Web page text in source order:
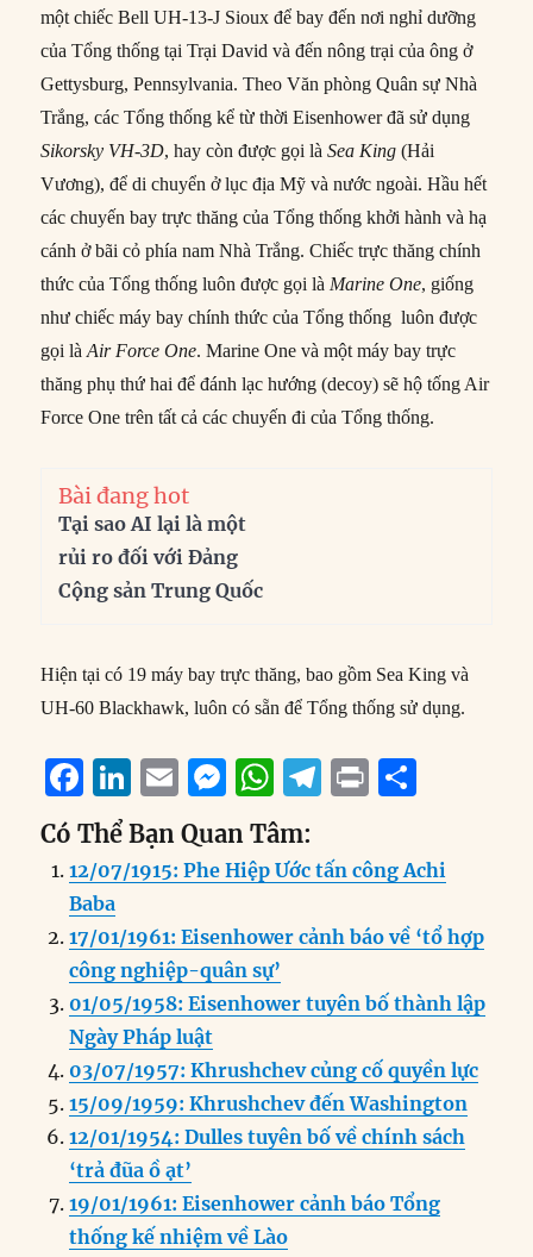
một chiếc Bell UH-13-J Sioux để bay đến nơi nghỉ dưỡng
của Tổng thống tại Trại David và đến nông trại của ông ở
Gettysburg, Pennsylvania. Theo Văn phòng Quân sự Nhà
Trắng, các Tổng thống kể từ thời Eisenhower đã sử dụng
Sikorsky VH-3D, hay còn được gọi là Sea King(Hải
Vương), để di chuyển ở lục địa Mỹ và nước ngoài. Hầu hết
các chuyến bay trực thăng của Tổng thống khởi hành và hạ
cánh ở bãi cỏ phía nam Nhà Trắng. Chiếc trực thăng chính
thức của Tổng thống luôn được gọi làMarine One, giống
như chiếc máy bay chính thức của Tổng thống luôn được
gọi làAir Force One. Marine One và một máy bay trực
thăng phụ thứ hai để đánh lạc hướng (decoy) sẽ hộ tống Air
Force One trên tất cả các chuyến đi của Tổng thống.
Bài đang hot
Tại sao AI lại là một
rủi ro đối với Đảng
Cộng sản Trung Quốc
Hiện tại có 19 máy bay trực thăng, bao gồm Sea King và
UH-60 Blackhawk, luôn có sẵn để Tổng thống sử dụng.
F
a
c
e
b
o
o
k
Li
n
k
e
d
I
n
E
m
ai
l
M
e
ss
e
n
g
er
W
h
at
s
A
p
p
T
e
g
r
m
P
n
t
a
re
Có Thể Bạn Quan Tâm:
12/07/1915: Phe Hiệp Ước tấn công Achi
Baba
17/01/1961: Eisenhower cảnh báo về ‘tổ hợp
công nghiệp-quân sự’
01/05/1958: Eisenhower tuyên bố thành lập
Ngày Pháp luật
03/07/1957: Khrushchev củng cố quyền lực
15/09/1959: Khrushchev đến Washington
12/01/1954: Dulles tuyên bố về chính sách
‘trả đũa ồ ạt’
19/01/1961: Eisenhower cảnh báo Tổng
thống kế nhiệm về Lào